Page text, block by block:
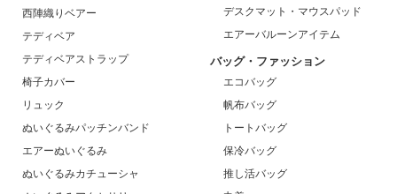
西陣織りベアー
テディベア
テディベアストラップ
椅子カバー
リュック
ぬいぐるみパッチンバンド
エアーぬいぐるみ
ぬいぐるみカチューシャ
デスクマット・マウスパッド
エアーバルーンアイテム
バッグ・ファッション
エコバッグ
帆布バッグ
トートバッグ
保冷バッグ
推し活バッグ